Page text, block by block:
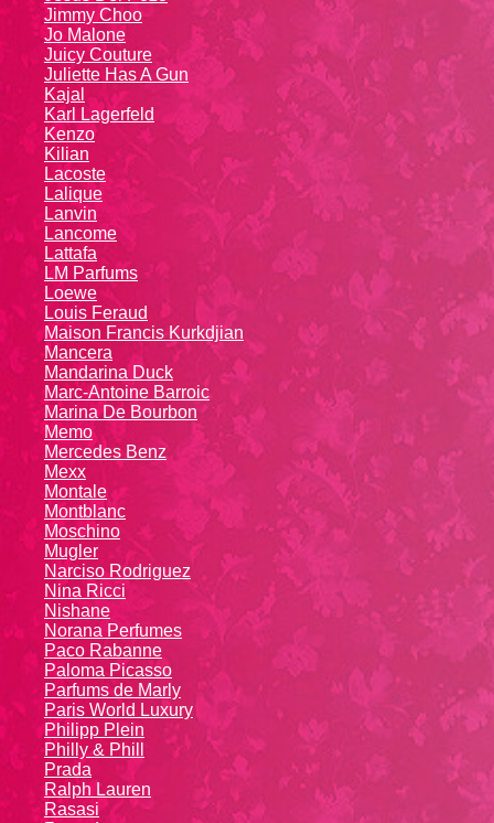
Jimmy Choo
Jo Malone
Juicy Couture
Juliette Has A Gun
Kajal
Karl Lagerfeld
Kenzo
Kiliаn
Lacoste
Lalique
Lanvin
Lanсоmе
Lattafa
LM Parfums
Loewe
Louis Feraud
Maison Francis Kurkdjian
Mancera
Mandarina Duck
Marc-Antoine Barroic
Marina De Bourbon
Memo
Mercedes Benz
Mexx
Montale
Montblanc
Moschino
Mugler
Narciso Rodriguez
Nina Ricci
Nishane
Norana Perfumes
Paco Rabanne
Paloma Picasso
Parfums de Marly
Paris World Luxury
Philipp Plein
Philly & Phill
Prada
Ralph Lauren
Rasasi